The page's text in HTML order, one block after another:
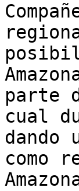
parte
cual
como